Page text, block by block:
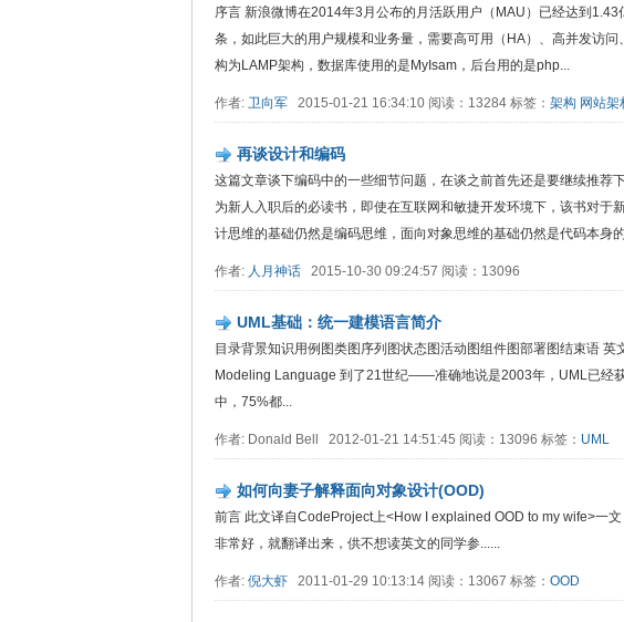
序言 新浪微博在2014年3月公布的月活跃用户（MAU）已经达到
条，如此巨大的用户规模和业务量，需要高可用（HA）、高并发访
构为LAMP架构，数据库使用的是MyIsam，后台用的是php...
作者: 卫向军 2015-01-21 16:34:10 阅读：13284 标签： 架构 网站架
再谈设计和编码
这篇文章谈下编码中的一些细节问题，在谈之前首先还是要继续推荐
为新人入职后的必读书，即使在互联网和敏捷开发环境下，该书对于
计思维的基础仍然是编码思维，面向对象思维的基础仍然是代码本身
作者: 人月神话 2015-10-30 09:24:57 阅读：13096
UML基础：统一建模语言简介
目录背景知识用例图类图序列图状态图活动图组件图部署图结束语
Modeling Language 到了21世纪——准确地说是2003年，UML已经
中，75%都...
作者: Donald Bell 2012-01-21 14:51:45 阅读：13096 标签： UML
如何向妻子解释面向对象设计(OOD)
前言 此文译自CodeProject上<How I explained OOD to my wife>一
非常好，就翻译出来，供不想读英文的同学参......
作者: 倪大虾 2011-01-29 10:13:14 阅读：13067 标签： OOD